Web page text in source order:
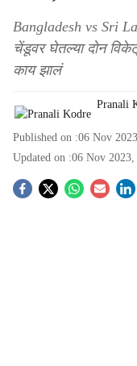
Bangladesh vs Sri
चेंडूवर घेतल्या दोन
काय झालं
Pranali
Published on :06 Nov
Updated on :06 Nov
S